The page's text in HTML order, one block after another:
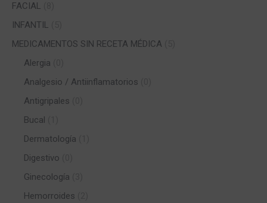
FACIAL
INFANTIL
MEDICAMENTOS SIN RECETA MÉDICA
Alergia
Analgesio / Antiinflamatorios
Antigripales
Bucal
Dermatología
Digestivo
Ginecología
Hemorroides